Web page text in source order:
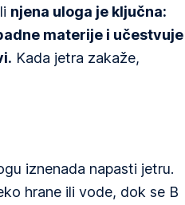
njena uloga je ključna:
materije i učestvuje
Kada jetra zakaže,
iznenada napasti jetru.
hrane ili vode, dok se B